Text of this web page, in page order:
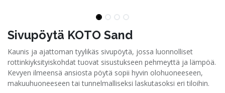
Sivupöytä KOTO Sand
Kaunis ja ajattoman tyylikäs sivupöytä, jossa luonnolliset
rottinkiyksityiskohdat tuovat sisustukseen pehmeyttä ja lämpöä.
Kevyen ilmeensä ansiosta pöytä sopii hyvin olohuoneeseen,
makuuhuoneeseen tai tunnelmalliseksi laskutasoksi eri tiloihin.